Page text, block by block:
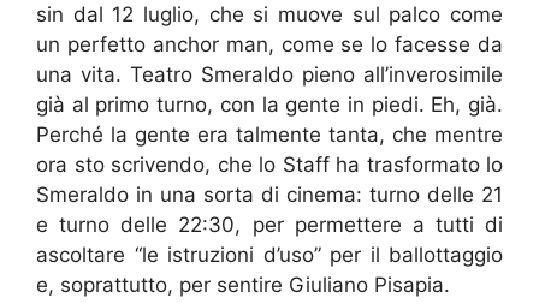
sin dal 12 luglio, che si muove sul palco come
un perfetto anchor man, come se lo facesse da
una vita. Teatro Smeraldo pieno all’inverosimile
già al primo turno, con la gente in piedi. Eh, già.
Perché la gente era talmente tanta, che mentre
ora sto scrivendo, che lo Staff ha trasformato lo
Smeraldo in una sorta di cinema: turno delle 21
e turno delle 22:30, per permettere a tutti di
ascoltare “le istruzioni d’uso” per il ballottaggio
e, soprattutto, per sentire Giuliano Pisapia.